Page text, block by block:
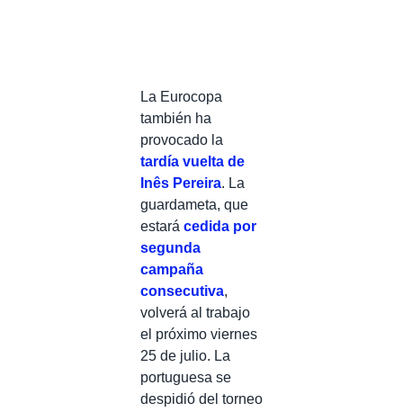
La Eurocopa
también ha
provocado la
tardía vuelta de
Inês Pereira. La
guardameta, que
estará cedida por
segunda
campaña
consecutiva,
volverá al trabajo
el próximo viernes
25 de julio. La
portuguesa se
despidió del torneo